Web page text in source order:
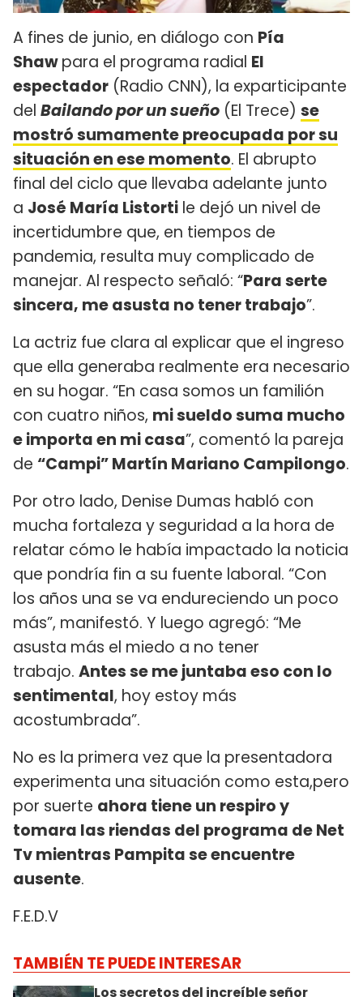
A fines de junio, en diálogo con Pía
Shawpara el programa radial El
espectador (Radio CNN), la exparticipante
del Bailando por un sueño (El Trece) se
mostró sumamente preocupada por su
situación en ese momento. El abrupto
final del ciclo que llevaba adelante junto
a José María Listorti le dejó un nivel de
incertidumbre que, en tiempos de
pandemia, resulta muy complicado de
manejar. Al respecto señaló: “Para serte
sincera, me asusta no tener trabajo”.
La actriz fue clara al explicar que el ingreso
que ella generaba realmente era necesario
en su hogar. “En casa somos un familión
con cuatro niños, mi sueldo suma mucho
e importa en mi casa”, comentó la pareja
de “Campi” Martín Mariano Campilongo.
Por otro lado, Denise Dumas habló con
mucha fortaleza y seguridad a la hora de
relatar cómo le había impactado la noticia
que pondría fin a su fuente laboral. “Con
los años una se va endureciendo un poco
más”, manifestó. Y luego agregó: “Me
asusta más el miedo a no tener
trabajo. Antes se me juntaba eso con lo
sentimental, hoy estoy más
acostumbrada”.
No es la primera vez que la presentadora
experimenta una situación como esta,pero
por suerte ahora tiene un respiro y
tomara las riendas del programa de Net
Tv mientras Pampita se encuentre
ausente.
F.E.D.V
TAMBIÉN TE PUEDE INTERESAR
Los secretos del increíble señor